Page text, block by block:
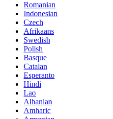
Romanian
Indonesian
Czech
Afrikaans
Swedish
Polish
Basque
Catalan
Esperanto
Hindi
Lao
Albanian
Amharic